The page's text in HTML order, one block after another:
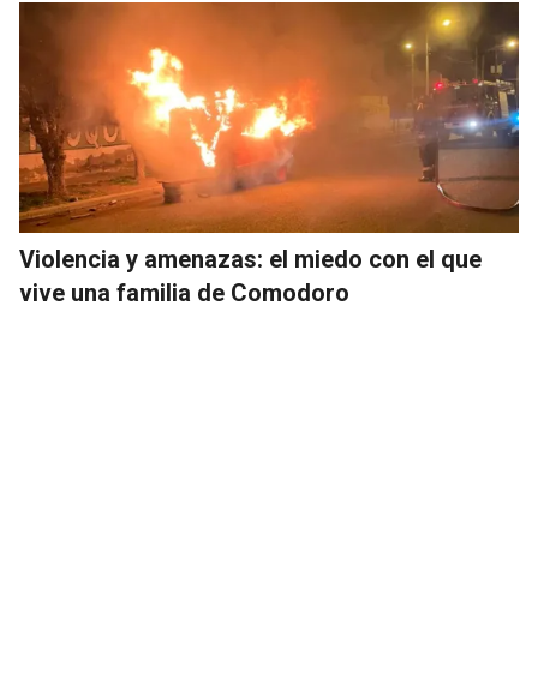
Violencia y amenazas: el miedo con el que
vive una familia de Comodoro